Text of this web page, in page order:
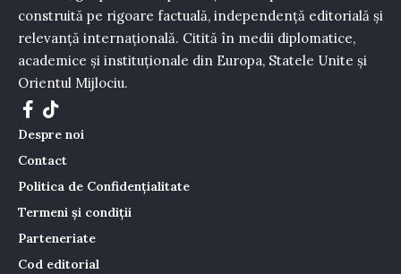
construită pe rigoare factuală, independență editorială și
relevanță internațională. Citită în medii diplomatice,
academice și instituționale din Europa, Statele Unite și
Orientul Mijlociu.
Despre noi
Contact
Politica de Confidențialitate
Termeni și condiții
Parteneriate
Cod editorial